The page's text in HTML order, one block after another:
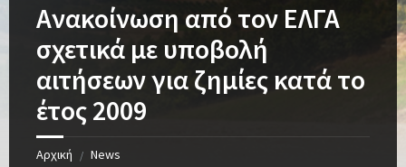
Ανακοίνωση από τον ΕΛΓΑ
σχετικά με υποβολή
αιτήσεων για ζημίες κατά το
έτος 2009
Αρχική / News